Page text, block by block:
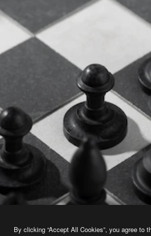
By clicking “Accept All Cookies”, you agree to